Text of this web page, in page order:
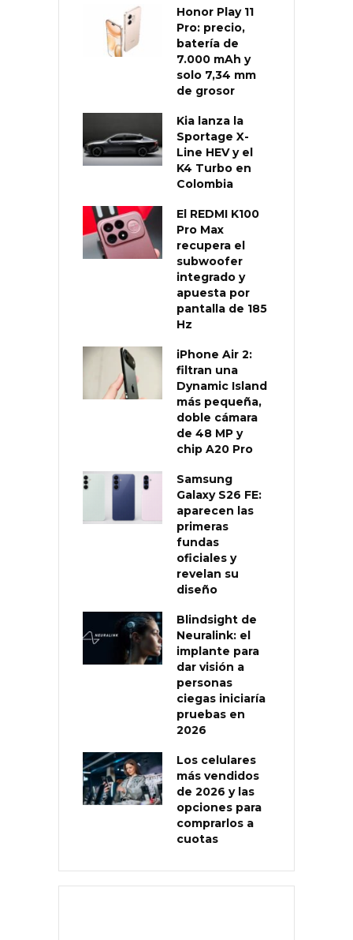
Honor Play 11
Pro: precio,
batería de
7.000 mAh y
solo 7,34 mm
de grosor
Kia lanza la
Sportage X-
Line HEV y el
K4 Turbo en
Colombia
El REDMI K100
Pro Max
recupera el
subwoofer
integrado y
apuesta por
pantalla de 185
Hz
iPhone Air 2:
filtran una
Dynamic Island
más pequeña,
doble cámara
de 48 MP y
chip A20 Pro
Samsung
Galaxy S26 FE:
aparecen las
primeras
fundas
oficiales y
revelan su
diseño
Blindsight de
Neuralink: el
implante para
dar visión a
personas
ciegas iniciaría
pruebas en
2026
Los celulares
más vendidos
de 2026 y las
opciones para
comprarlos a
cuotas